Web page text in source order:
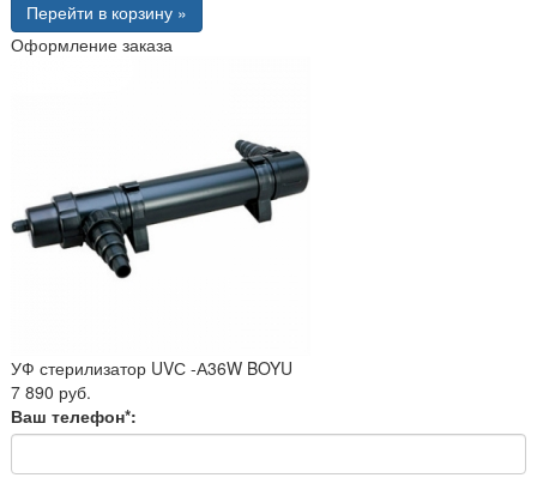
Перейти в корзину »
Оформление заказа
УФ стерилизатор UVС -А36W BOYU
7 890 руб.
Ваш телефон*: